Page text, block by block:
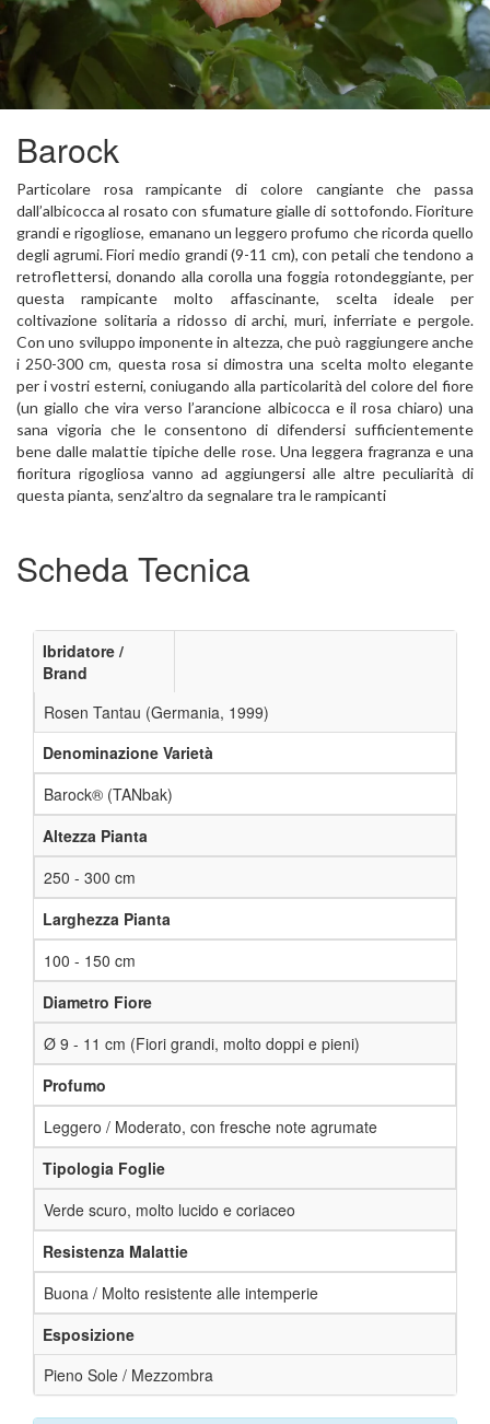
Barock
Particolare rosa rampicante di colore cangiante che passa
dall’albicocca al rosato con sfumature gialle di sottofondo. Fioriture
grandi e rigogliose, emanano un leggero profumo che ricorda quello
degli agrumi. Fiori medio grandi (9-11 cm), con petali che tendono a
retroflettersi, donando alla corolla una foggia rotondeggiante, per
questa rampicante molto affascinante, scelta ideale per
coltivazione solitaria a ridosso di archi, muri, inferriate e pergole.
Con uno sviluppo imponente in altezza, che può raggiungere anche
i 250-300 cm, questa rosa si dimostra una scelta molto elegante
per i vostri esterni, coniugando alla particolarità del colore del fiore
(un giallo che vira verso l’arancione albicocca e il rosa chiaro) una
sana vigoria che le consentono di difendersi sufficientemente
bene dalle malattie tipiche delle rose. Una leggera fragranza e una
fioritura rigogliosa vanno ad aggiungersi alle altre peculiarità di
questa pianta, senz’altro da segnalare tra le rampicanti
Scheda Tecnica
Ibridatore /
Brand
Rosen Tantau (Germania, 1999)
Denominazione Varietà
Barock® (TANbak)
Altezza Pianta
250 - 300 cm
Larghezza Pianta
100 - 150 cm
Diametro Fiore
Ø 9 - 11 cm (Fiori grandi, molto doppi e pieni)
Profumo
Leggero / Moderato, con fresche note agrumate
Tipologia Foglie
Verde scuro, molto lucido e coriaceo
Resistenza Malattie
Buona / Molto resistente alle intemperie
Esposizione
Pieno Sole / Mezzombra